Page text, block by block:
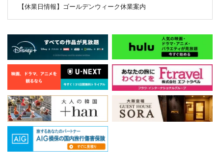
【休業日情報】ゴールデンウィーク休業案内